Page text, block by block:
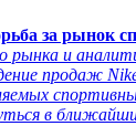
за рынок
рынка и
продаж
в